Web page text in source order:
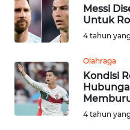
Messi
Untuk
4 tahun
Olahraga
Kondisi
4 tahun
WN
TANJUNG
LESUNG
WN
KARO
WN
SIMALUNGUN